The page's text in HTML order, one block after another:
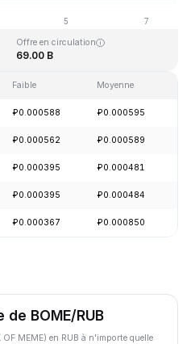
₽0.000058
Offre en circulation
69.00 B
Faible Moyenne
₽0.000588 ₽0.000595
₽0.000562 ₽0.000589
₽0.000395 ₽0.000481
₽0.000395 ₽0.000484
₽0.000367 ₽0.000850
BOME/RUB
MEME) en RUB à n'importe quelle